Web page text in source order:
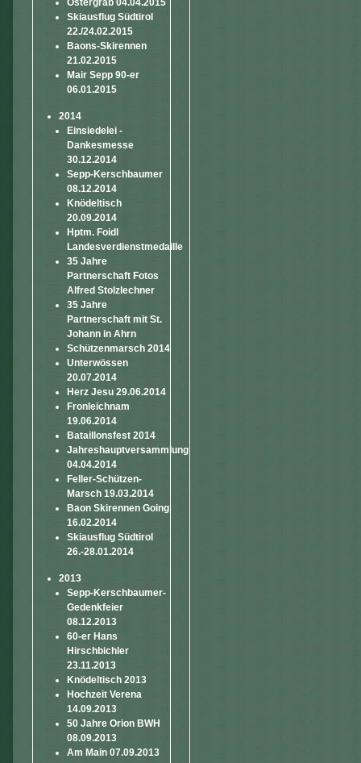
Ostergrab 04.04.2015
Skiausflug Südtirol
22./24.02.2015
Baons-Skirennen
21.02.2015
Mair Sepp 90-er
06.01.2015
2014
Einsiedelei -
Dankesmesse
30.12.2014
Sepp-Kerschbaumer
08.12.2014
Knödeltisch
20.09.2014
Hptm. Foidl
Landesverdienstmedaille
35 Jahre
Partnerschaft Fotos
Alfred Stolzlechner
35 Jahre
Partnerschaft mit St.
Johann in Ahrn
Schützenmarsch 2014
Unterwössen
20.07.2014
Herz Jesu 29.06.2014
Fronleichnam
19.06.2014
Bataillonsfest 2014
Jahreshauptversammlung
04.04.2014
Feller-Schützen-
Marsch 19.03.2014
Baon Skirennen Going
16.02.2014
Skiausflug Südtirol
26.-28.01.2014
2013
Sepp-Kerschbaumer-
Gedenkfeier
08.12.2013
60-er Hans
Hirschbichler
23.11.2013
Knödeltisch 2013
Hochzeit Verena
14.09.2013
50 Jahre Orion BWH
08.09.2013
Am Main 07.09.2013